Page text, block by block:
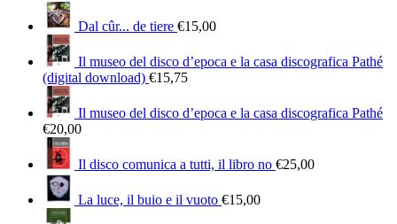
Dal cûr... de tiere €15,00
Il museo del disco d’epoca e la casa discografica Pathé
(digital download) €15,75
Il museo del disco d’epoca e la casa discografica Pathé
€20,00
Il disco comunica a tutti, il libro no €25,00
La luce, il buio e il vuoto €15,00